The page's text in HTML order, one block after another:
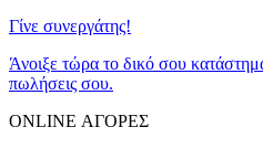
Γίνε συνεργάτης!
Άνοιξε τώρα το δικό σου
πωλήσεις σου.
ONLINE ΑΓΟΡΕΣ